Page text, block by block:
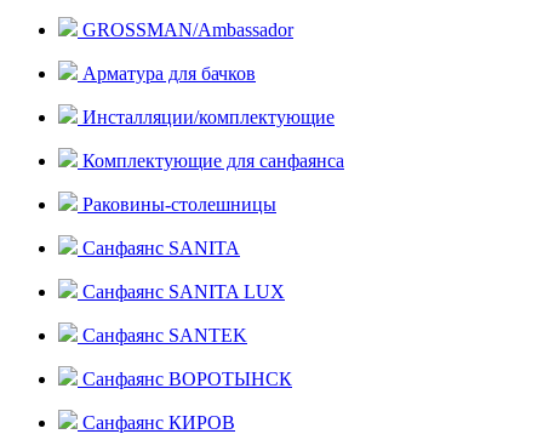
GROSSMAN/Ambassador
Арматура для бачков
Инсталляции/комплектующие
Комплектующие для санфаянса
Раковины-столешницы
Санфаянс SANITA
Санфаянс SANITA LUX
Санфаянс SANTEK
Санфаянс ВОРОТЫНСК
Санфаянс КИРОВ